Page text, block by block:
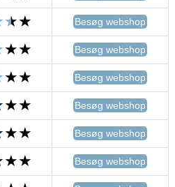
Besøg webshop
Besøg webshop
Besøg webshop
Besøg webshop
Besøg webshop
Besøg webshop